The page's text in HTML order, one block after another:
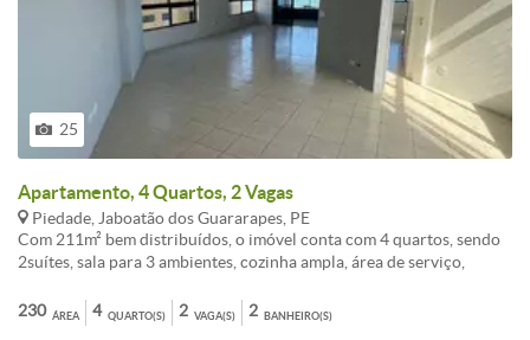
25
Apartamento, 4 Quartos, 2 Vagas
Piedade, Jaboatão dos Guararapes, PE
Com 211m² bem distribuídos, o imóvel conta com 4 quartos, sendo
2suítes, sala para 3 ambientes, cozinha ampla, área de serviço,
perfeita para momentos de lazer e descanso. O apartamento é
entregue totalmente reformado, com móveis fixos, pronto para
ÁREA
230 QUARTO(S)
4 VAGA(S)
2 BANHEIRO(S)
2